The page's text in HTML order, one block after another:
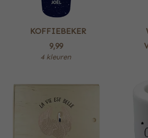
KOFFIEBEKER
9,99
4 kleuren